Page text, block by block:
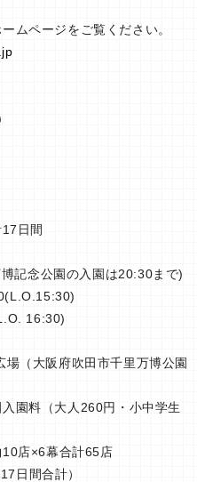
ページをご覧ください。
日間
記念公園の入園は20:30まで)
16:30)
（大阪府吹田市千里万博公園
園料（大人260円・小中学生
店×6幕合計65店
日間合計）